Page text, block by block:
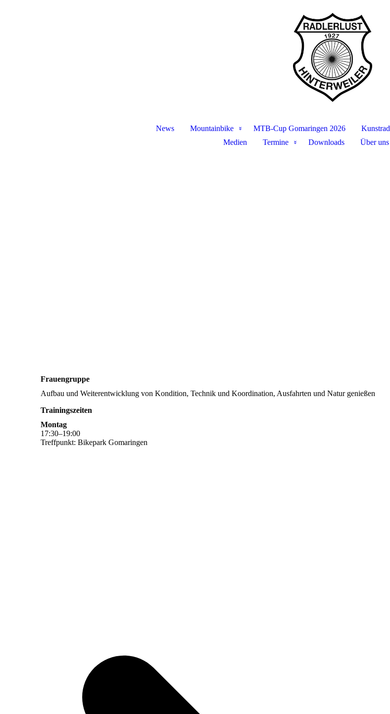
News Mountainbike MTB-Cup Gomaringen 2026 Kunstrad
Medien
Termine Downloads Über uns
Frauengruppe
Aufbau und Weiterentwicklung von Kondition, Technik und Koordination, Ausfahrten und Natur genießen
Trainingszeiten
Montag
17:30–19:00
Treffpunkt: Bikepark Gomaringen